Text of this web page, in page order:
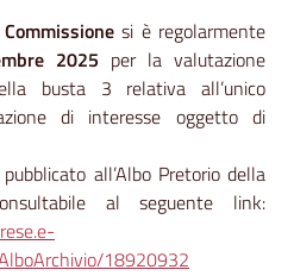
si è regolarmente
2025 per la valutazione
busta 3 relativa all’unico
di interesse oggetto di
all’Albo Pretorio della
al seguente link:
18920932